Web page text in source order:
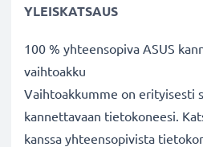
YLEISKATSAUS
100 % yhteensopiva ASUS
vaihtoakku
Vaihtoakkumme on erityisesti
kannettavaan tietokoneesi.
kanssa yhteensopivista